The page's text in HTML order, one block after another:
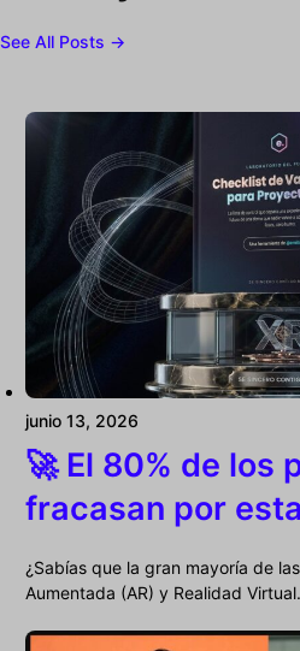
See All Posts →
junio 13, 2026
🚀 El 80% de los
fracasan por
¿Sabías que la gran mayoría de
Aumentada (AR) y Realidad